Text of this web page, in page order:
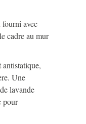
fourni avec
cadre au mur
Une
lavande
pour